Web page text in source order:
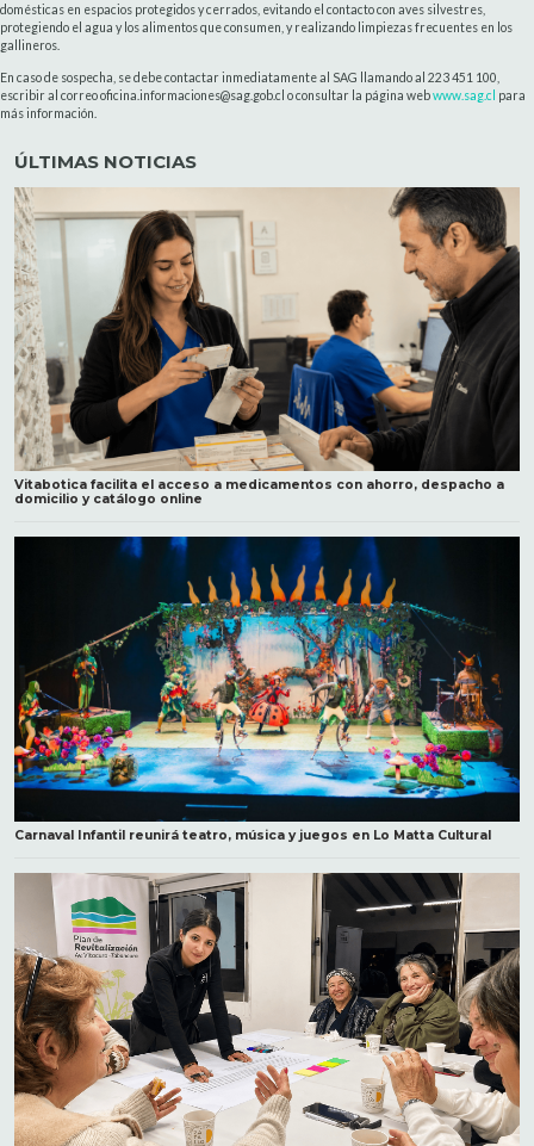
domésticas en espacios protegidos y cerrados, evitando el contacto con aves silvestres,
protegiendo el agua y los alimentos que consumen, y realizando limpiezas frecuentes en los
gallineros.
En caso de sospecha, se debe contactar inmediatamente al SAG llamando al 223 451 100,
escribir al correo oficina.informaciones@sag.gob.cl o consultar la página webwww.sag.cl para
más información.
ÚLTIMAS NOTICIAS
Vitabotica facilita el acceso a medicamentos con ahorro, despacho a
domicilio y catálogo online
Carnaval Infantil reunirá teatro, música y juegos en Lo Matta Cultural